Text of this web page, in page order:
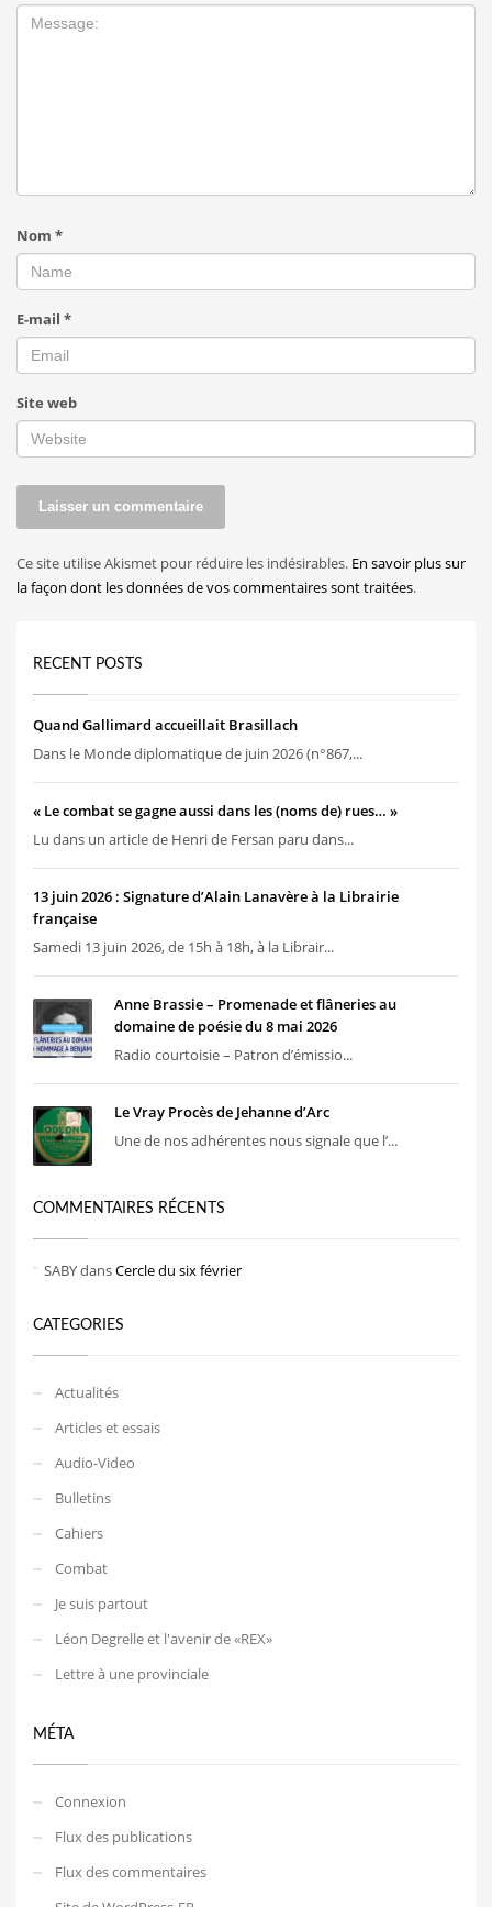
Nom *
E-mail *
Site web
Ce site utilise Akismet pour réduire les indésirables. En savoir plus sur
la façon dont les données de vos commentaires sont traitées.
RECENT POSTS
Quand Gallimard accueillait Brasillach
Dans le Monde diplomatique de juin 2026 (n°867,...
« Le combat se gagne aussi dans les (noms de) rues… »
Lu dans un article de Henri de Fersan paru dans...
13 juin 2026 : Signature d’Alain Lanavère à la Librairie
française
Samedi 13 juin 2026, de 15h à 18h, à la Librair...
Anne Brassie – Promenade et flâneries au
domaine de poésie du 8 mai 2026
Radio courtoisie – Patron d’émissio...
Le Vray Procès de Jehanne d’Arc
Une de nos adhérentes nous signale que l’...
COMMENTAIRES RÉCENTS
SABYdansCercle du six février
CATEGORIES
Actualités
Articles et essais
Audio-Video
Bulletins
Cahiers
Combat
Je suis partout
Léon Degrelle et l'avenir de «REX»
Lettre à une provinciale
MÉTA
Connexion
Flux des publications
Flux des commentaires